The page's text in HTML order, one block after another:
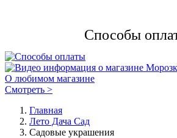
Способы
О любимом магазине
Смотреть >
Главная
Лето Дача Сад
Садовые украшения